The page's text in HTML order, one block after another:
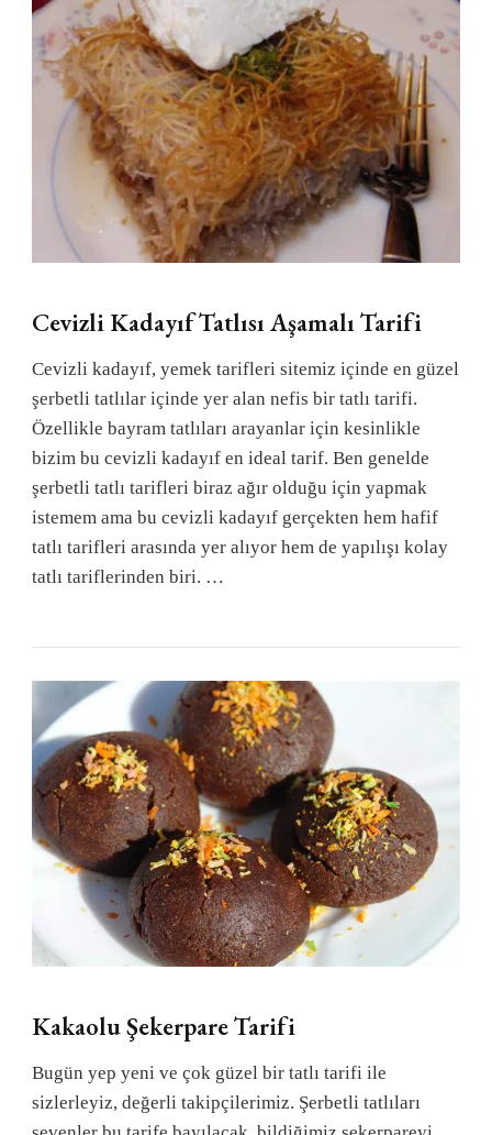
Cevizli Kadayıf Tatlısı Aşamalı Tarifi
Cevizli kadayıf, yemek tarifleri sitemiz içinde en güzel
şerbetli tatlılar içinde yer alan nefis bir tatlı tarifi.
Özellikle bayram tatlıları arayanlar için kesinlikle
bizim bu cevizli kadayıf en ideal tarif. Ben genelde
şerbetli tatlı tarifleri biraz ağır olduğu için yapmak
istemem ama bu cevizli kadayıf gerçekten hem hafif
tatlı tarifleri arasında yer alıyor hem de yapılışı kolay
tatlı tariflerinden biri. …
Kakaolu Şekerpare Tarifi
Bugün yep yeni ve çok güzel bir tatlı tarifi ile
sizlerleyiz, değerli takipçilerimiz. Şerbetli tatlıları